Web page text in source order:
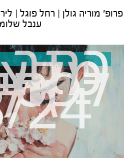
פרופ' מוריה גולן | רחל פוגל |
ענבל
-
24